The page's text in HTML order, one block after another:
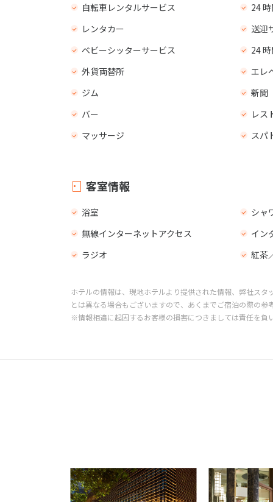
自転車レンタルサービス
24
レンタカー
送迎
ベビーシッターサービス
24
外貨両替所
エレ
ジム
新聞
バー
レス
マッサージ
スパ
客室情報
浴室
シャ
無線インターネットアクセス
イン
ラジオ
紅茶
ホテルの情報は、現地ホテルより提供された情報、弊社ス
とは異なる場合もございますので、あくまでご宿泊の際の参
※情報相違に起因するお客様の損害につきましては責任を負